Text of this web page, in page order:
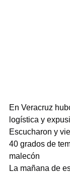
En Veracruz
logística y
Escucharon y
40 grados de
malecón
La mañana de